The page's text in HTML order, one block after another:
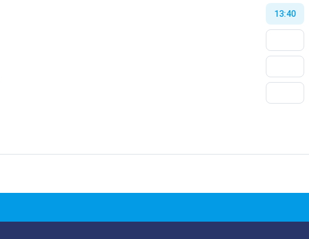
18:00
18:20
16:00
16:20
16:40
17:00
13:40